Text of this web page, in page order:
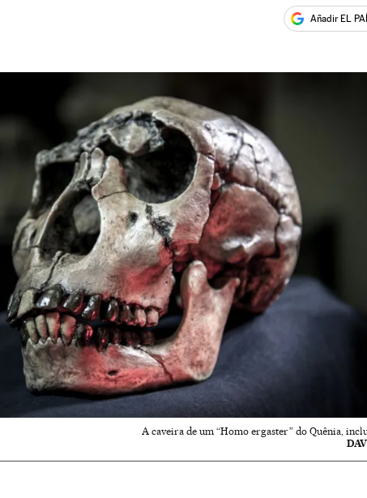
en TwitterRedes Sociales Añadir EL
A caveira de um “Homo ergaster” do Quênia,